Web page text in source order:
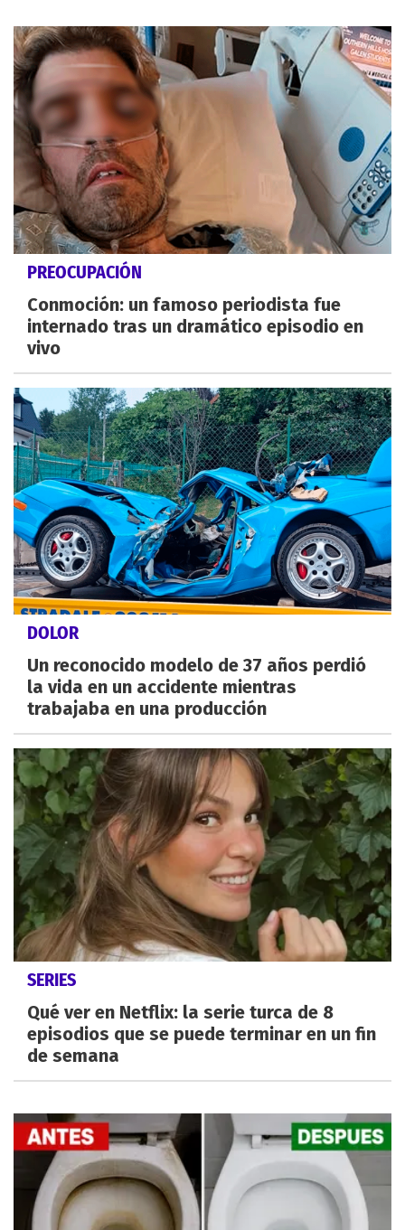
PREOCUPACIÓN
Conmoción: un famoso periodista fue
internado tras un dramático episodio en
vivo
DOLOR
Un reconocido modelo de 37 años perdió
la vida en un accidente mientras
trabajaba en una producción
SERIES
Qué ver en Netflix: la serie turca de 8
episodios que se puede terminar en un fin
de semana